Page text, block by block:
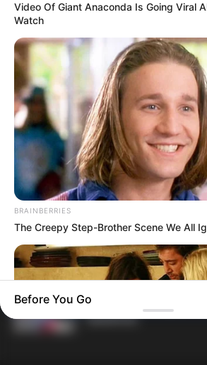
falsificar visitas que
Terceiro lote da
R$ 4,61 bilhões para
contribuintes.
MATÉRIAS EM DESTAQUES
Agente de Saúde é
falsificar visitas que
Câmara dos
licenças-prêmio
passo a passo para
benefício.
Video Of Giant Anaconda Is Going Viral
Watch
BRAINBERRIES
The Creepy Step-Brother Scene We All
Before You Go